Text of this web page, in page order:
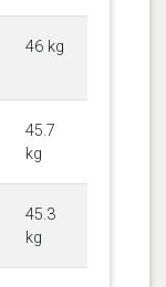
46 kg
45.7
kg
45.3
kg